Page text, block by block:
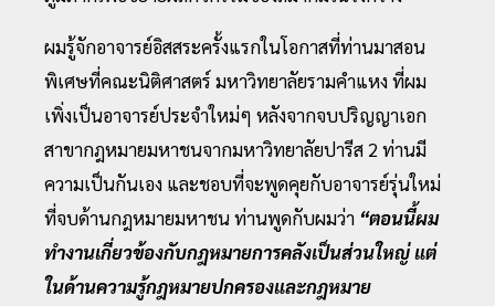
ผมรู้จักอาจารย์อิสสระครั้งแรกในโอกาสที่ท่านมาสอน
พิเศษที่คณะนิติศาสตร์ มหาวิทยาลัยรามคำแหง ที่ผม
เพิ่งเป็นอาจารย์ประจำใหม่ๆ หลังจากจบปริญญาเอก
สาขากฎหมายมหาชนจากมหาวิทยาลัยปารีส 2 ท่านมี
ความเป็นกันเอง และชอบที่จะพูดคุยกับอาจารย์รุ่นใหม่
ที่จบด้านกฎหมายมหาชน ท่านพูดกับผมว่า “ตอนนี้ผม
ทำงานเกี่ยวข้องกับกฎหมายการคลังเป็นส่วนใหญ่ แต่
ในด้านความรู้กฎหมายปกครองและกฎหมาย